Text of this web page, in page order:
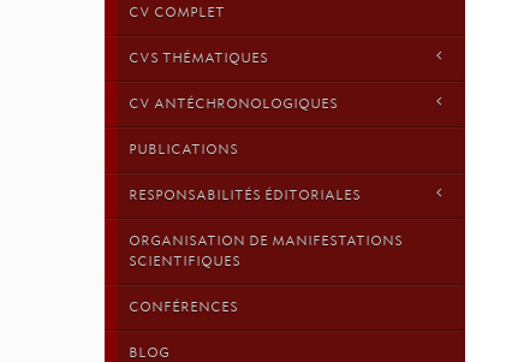
CV COMPLET
CVS THÉMATIQUES
CV ANTÉCHRONOLOGIQUES
PUBLICATIONS
RESPONSABILITÉS ÉDITORIALES
ORGANISATION DE MANIFESTATIONS
SCIENTIFIQUES
CONFÉRENCES
BLOG